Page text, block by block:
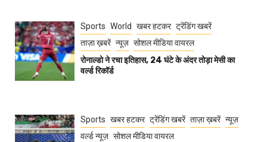
Sports World खबर हटकर ट्रेंडिंग खबरें
ताज़ा ख़बरें न्यूज़ सोशल मीडिया वायरल
रोनाल्डो ने रचा इतिहास, 24 घंटे के अंदर तोड़ा मेसी का
वर्ल्ड रिकॉर्ड
Sports खबर हटकर ट्रेंडिंग खबरें ताज़ा ख़बरें न्यूज़
वर्ल्ड न्यूज़ सोशल मीडिया वायरल